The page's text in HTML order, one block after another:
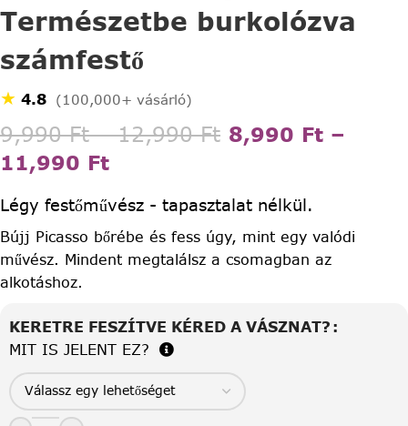
Természetbe burkolózva
számfestő
★ 4.8 (100,000+ vásárló)
9,990Ft – 12,990Ft 8,990 Ft –
11,990 Ft
Légy festőművész - tapasztalat nélkül.
Bújj Picasso bőrébe és fess úgy, mint egy valódi
művész. Mindent megtalálsz a csomagban az
alkotáshoz.
KERETRE FESZÍTVE KÉRED A VÁSZNAT?
MIT IS JELENT EZ?